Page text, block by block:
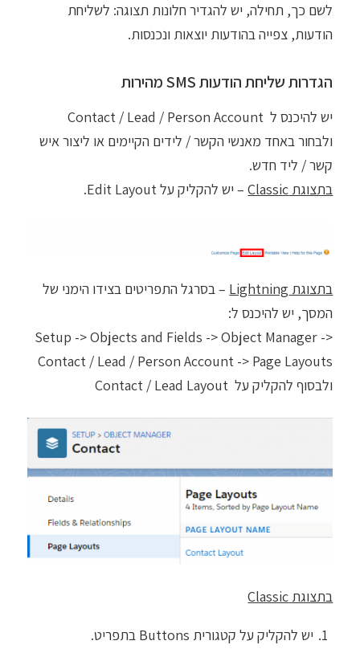
לשם כך, תחילה, יש להגדיר חלונות תצוגה: לשליחת
הודעות, צפייה בהודעות יוצאות ונכנסות.
הגדרות שליחת הודעות SMS מהירות
יש להיכנס ל Contact / Lead / Person Account
ולבחור באחד מאנשי הקשר / לידים הקיימים או ליצור איש
קשר / ליד חדש.
בתצוגת Classic
– יש להקליק על Edit Layout.
בתצוגת Lightning
– בסרגל התפריטים בצידו הימני של
המסך, יש להיכנס ל:
Setup -> Objects and Fields -> Object Manager ->
Contact / Lead / Person Account -> Page Layouts
ולבסוף להקליק על Contact / Lead Layout
בתצוגת Classic
יש להקליק על קטגורית Buttons בתפריט.